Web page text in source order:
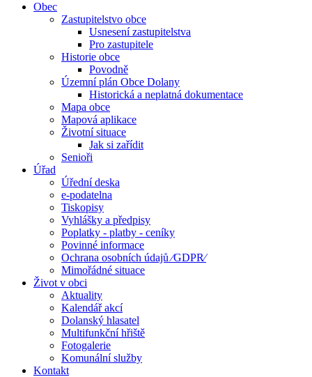
Obec
Zastupitelstvo obce
Usnesení zastupitelstva
Pro zastupitele
Historie obce
Povodně
Územní plán Obce Dolany
Historická a neplatná dokumentace
Mapa obce
Mapová aplikace
Životní situace
Jak si zařídit
Senioři
Úřad
Úřední deska
e-podatelna
Tiskopisy
Vyhlášky a předpisy
Poplatky - platby - ceníky
Povinné informace
Ochrana osobních údajů ⁄GDPR⁄
Mimořádné situace
Život v obci
Aktuality
Kalendář akcí
Dolanský hlasatel
Multifunkční hřiště
Fotogalerie
Komunální služby
Kontakt